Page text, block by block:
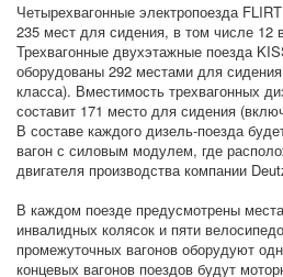
Четырехвагонные электропоезда
235 мест для сидения, в том числе 12
Трехвагонные двухэтажные поезда
оборудованы 292 местами для
класса). Вместимость трехвагонных
составит 171 место для сидения
В составе каждого дизель-поезда
вагон с силовым модулем, где
двигателя производства компании
В каждом поезде предусмотрены
инвалидных колясок и пяти
промежуточных вагонов оборудуют
концевых вагонов поездов будут